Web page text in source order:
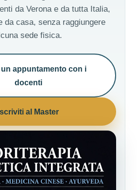
da Verona e da tutta Italia,
da casa, senza raggiungere
sede fisica.
un appuntamento con i
docenti
Iscriviti al Master